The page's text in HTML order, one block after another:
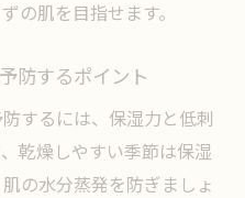
の肌を目指せます。
防するポイント
するには、保湿力と低刺
乾燥しやすい季節は保湿
の水分蒸発を防ぎましょ